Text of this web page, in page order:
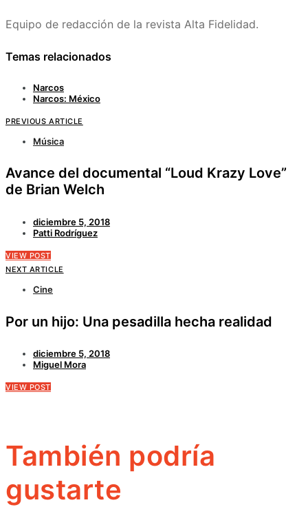
Equipo de redacción de la revista Alta Fidelidad.
Temas relacionados
Narcos
Narcos: México
PREVIOUS ARTICLE
Música
Avance del documental “Loud Krazy Love”
de Brian Welch
diciembre 5, 2018
Patti Rodríguez
VIEW POST
NEXT ARTICLE
Cine
Por un hijo: Una pesadilla hecha realidad
diciembre 5, 2018
Miguel Mora
VIEW POST
También podría
gustarte